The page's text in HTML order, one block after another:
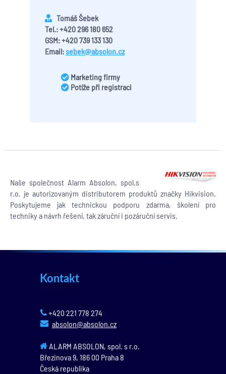
Tomáš Šebek
Tel.: +420 296 180 652
GSM: +420 739 133 130
Email:sebek@absolon.cz
Marketing firmy
Potíže při registraci
Naše společnost Alarm Absolon, spol.s
r.o. je autorizovaným distributorem produktů značky Hikvision.
Poskytujeme jak technickou podporu zdarma, školení pro
techniky a návrh řešení, tak záruční i pozáruční servis.
Kontakt
+420 221 778 274
absolon@absolon.cz
ALARM ABSOLON, spol. s r.o.
Březinova 9, 186 00 Praha 8
Česká republika